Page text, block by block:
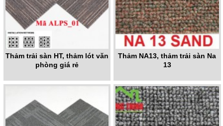
Thảm trải sàn HT, thảm lót văn
phòng giá rẻ
Thảm NA13, thảm trải sàn Na
13